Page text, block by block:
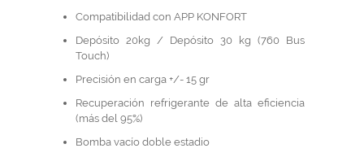
Compatibilidad con APP KONFORT
Depósito 20kg / Depósito 30 kg (760 Bus
Touch)
Precisión en carga +/- 15 gr
Recuperación refrigerante de alta eficiencia
(más del 95%)
Bomba vacío doble estadio